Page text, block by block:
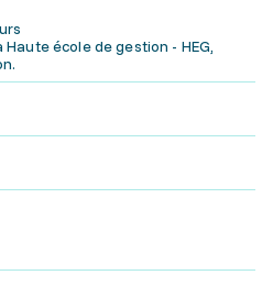
école de gestion - HEG,